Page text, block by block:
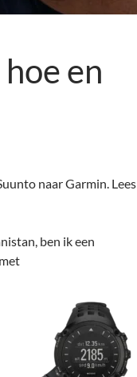
en
naar Garmin. Lees
ben ik een